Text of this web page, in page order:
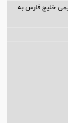
خلیج فارس به